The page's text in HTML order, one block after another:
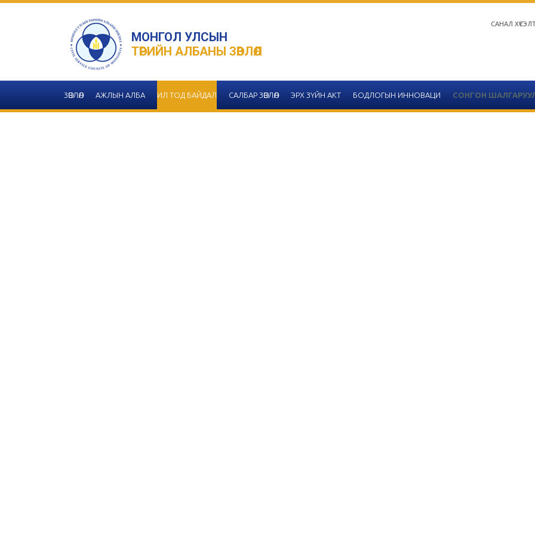
МОНГОЛ УЛСЫН
ТӨРИЙН АЛБАНЫ ЗӨВЛӨЛ
САНАЛ
ЗӨВЛӨЛ АЖЛЫН АЛБА ИЛ ТОД БАЙДАЛ САЛБАР ЗӨВЛӨЛ ЭРХ ЗҮЙН АКТ БОДЛОГЫН ИННОВАЦИ СОНГОН